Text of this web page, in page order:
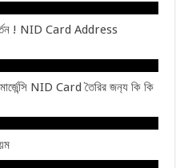
! NID Card Address
NID Card তৈরির জন‍্য কি কি